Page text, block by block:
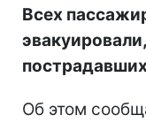
Всех
Об этом